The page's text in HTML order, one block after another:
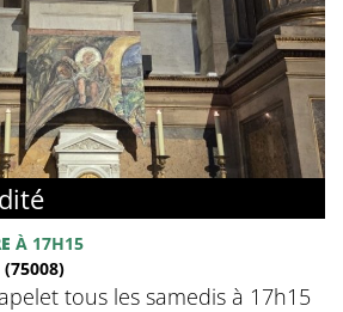
À 17H15
(75008)
tous les samedis à 17h15